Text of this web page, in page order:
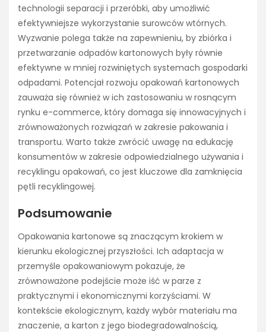
technologii separacji i przeróbki, aby umożliwić
efektywniejsze wykorzystanie surowców wtórnych.
Wyzwanie polega także na zapewnieniu, by zbiórka i
przetwarzanie odpadów kartonowych były równie
efektywne w mniej rozwiniętych systemach gospodarki
odpadami. Potencjał rozwoju opakowań kartonowych
zauważa się również w ich zastosowaniu w rosnącym
rynku e-commerce, który domaga się innowacyjnych i
zrównoważonych rozwiązań w zakresie pakowania i
transportu. Warto także zwrócić uwagę na edukację
konsumentów w zakresie odpowiedzialnego używania i
recyklingu opakowań, co jest kluczowe dla zamknięcia
pętli recyklingowej.
Podsumowanie
Opakowania kartonowe są znaczącym krokiem w
kierunku ekologicznej przyszłości. Ich adaptacja w
przemyśle opakowaniowym pokazuje, że
zrównoważone podejście może iść w parze z
praktycznymi i ekonomicznymi korzyściami. W
kontekście ekologicznym, każdy wybór materiału ma
znaczenie, a karton z jego biodegradowalnością,